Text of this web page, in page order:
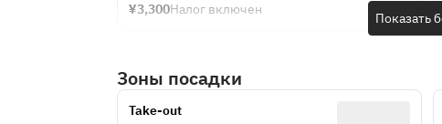
感染予防の観点から、タクシー運転
タクシー駐車地点までお越し頂き、
料理のピックアップをお願い致しま
す。
¥3,300Налог включен
Показать
Зоны посадки
Take-out